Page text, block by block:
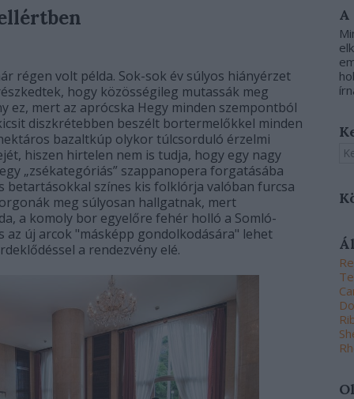
régen volt példa. Sok-sok év súlyos hiányérzet
hogy közösségileg mutassák meg
ez, mert az aprócska Hegy minden szempontból
diszkrétebben beszélt bortermelőkkel minden
bazaltkúp olykor túlcsorduló érzelmi
hiszen hirtelen nem is tudja, hogy egy nagy
„zsékategóriás” szappanopera forgatásába
betartásokkal színes kis folklórja valóban furcsa
meg súlyosan hallgatnak, mert
a komoly bor egyelőre fehér holló a Somló-
az új arcok "másképp gondolkodására" lehet
a rendezvény elé.